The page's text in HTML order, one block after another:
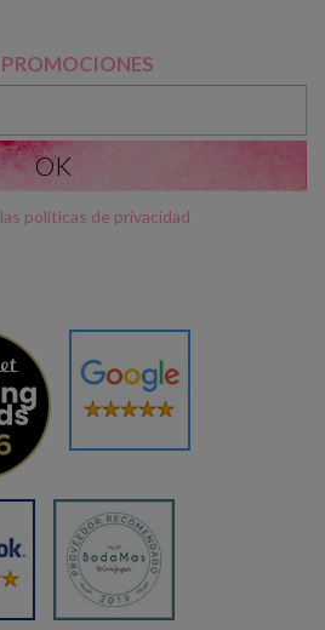
PROMOCIONES
las políticas de privacidad